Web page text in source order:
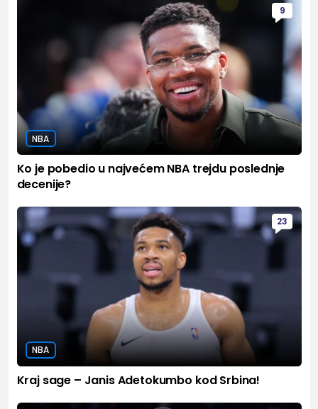
9
NBA
Ko je pobedio u najvećem NBA trejdu poslednje
decenije?
23
NBA
Kraj sage – Janis Adetokumbo kod Srbina!